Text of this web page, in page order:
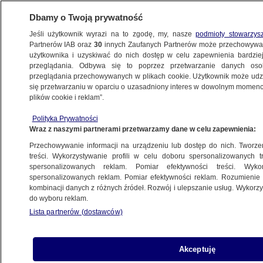
ŚWIAT
do wojska wszystkich mężczyzn w wieku
od 18. do 27. roku życia
20.07.2015, 21:49
Udostępnij
Dbamy o Twoją prywatność
Jeśli użytkownik wyrazi na to zgodę, my, naszepodmioty
Partnerów IAB oraz30 innych Zaufanych Partnerów może
użytkownika i uzyskiwać do nich dostęp w celu zapewnienia
przeglądania. Odbywa się to poprzez przetwarzanie danych
przeglądania przechowywanych w plikach cookie. Użytkownik może
się przetwarzaniu w oparciu o uzasadniony interes w dowolnym
plików cookie i reklam”.
Polityka Prywatności
Wraz z naszymi partnerami przetwarzamy dane w celu zapewnienia:
Przechowywanie informacji na urządzeniu lub dostęp do nich.
treści. Wykorzystywanie profili w celu doboru spersonalizowanych
spersonalizowanych reklam. Pomiar efektywności treści.
spersonalizowanych reklam. Pomiar efektywności reklam.
kombinacji danych z różnych źródeł. Rozwój i ulepszanie usług.
do wyboru reklam.
Lista partnerów (dostawców)
Akceptuję